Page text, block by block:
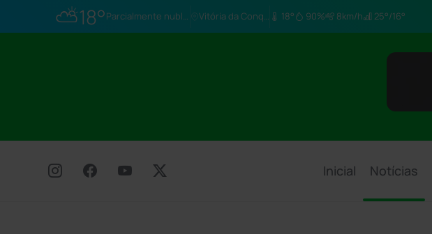
⛅18° Parcialmente nublado Vitória da Conq… 18° 90% 8km/h 25°/16°
Inicial Notícias